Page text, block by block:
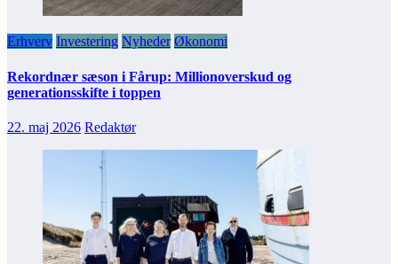
Erhverv Investering Nyheder Økonomi
Rekordnær sæson i Fårup: Millionoverskud og
generationsskifte i toppen
22. maj 2026 Redaktør